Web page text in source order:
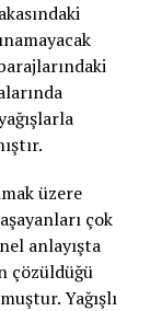
üzere
çok
anlayışta
çözüldüğü
Yağışlı